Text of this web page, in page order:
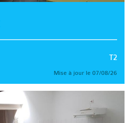
T2
Mise à jour le 07/08/26